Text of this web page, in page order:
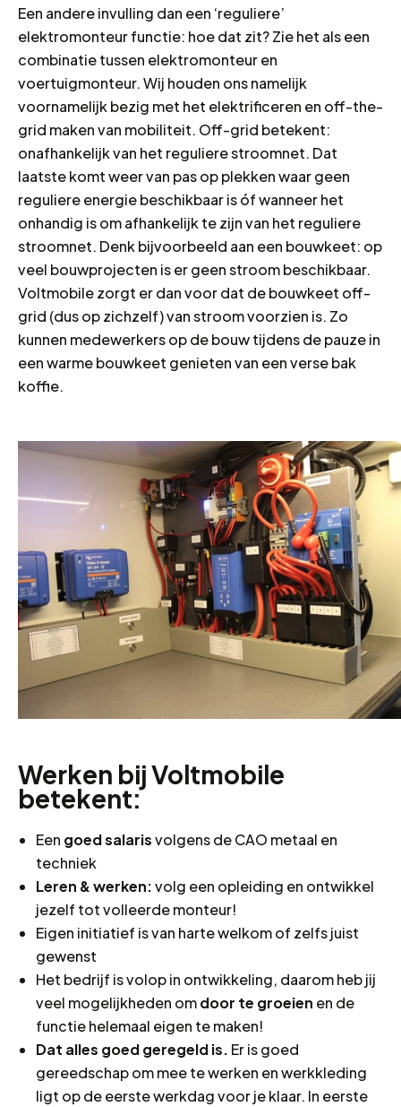
Een andere invulling dan een ‘reguliere’
elektromonteur functie: hoe dat zit? Zie het als een
combinatie tussen elektromonteur en
voertuigmonteur. Wij houden ons namelijk
voornamelijk bezig met het elektrificeren en off-the-
grid maken van mobiliteit. Off-grid betekent:
onafhankelijk van het reguliere stroomnet. Dat
laatste komt weer van pas op plekken waar geen
reguliere energie beschikbaar is óf wanneer het
onhandig is om afhankelijk te zijn van het reguliere
stroomnet. Denk bijvoorbeeld aan een bouwkeet: op
veel bouwprojecten is er geen stroom beschikbaar.
Voltmobile zorgt er dan voor dat de bouwkeet off-
grid (dus op zichzelf) van stroom voorzien is. Zo
kunnen medewerkers op de bouw tijdens de pauze in
een warme bouwkeet genieten van een verse bak
koffie.
Werken bij Voltmobile
betekent:
Een goed salarisvolgens de CAO metaal en
techniek
Leren & werken:volg een opleiding en ontwikkel
jezelf tot volleerde monteur!
Eigen initiatief is van harte welkom of zelfs juist
gewenst
Het bedrijf is volop in ontwikkeling, daarom heb jij
veel mogelijkheden omdoor te groeien en de
functie helemaal eigen te maken!
Dat alles goed geregeld is. Er is goed
gereedschap om mee te werken en werkkleding
ligt op de eerste werkdag voor je klaar. In eerste